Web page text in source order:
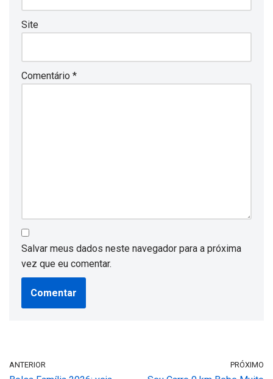
Site
Comentário *
Salvar meus dados neste navegador para a próxima
vez que eu comentar.
ANTERIOR PRÓXIMO